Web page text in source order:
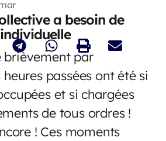
a besoin de
brièvement par
heures passées ont été si
et si chargées
de tous ordres !
! Ces moments